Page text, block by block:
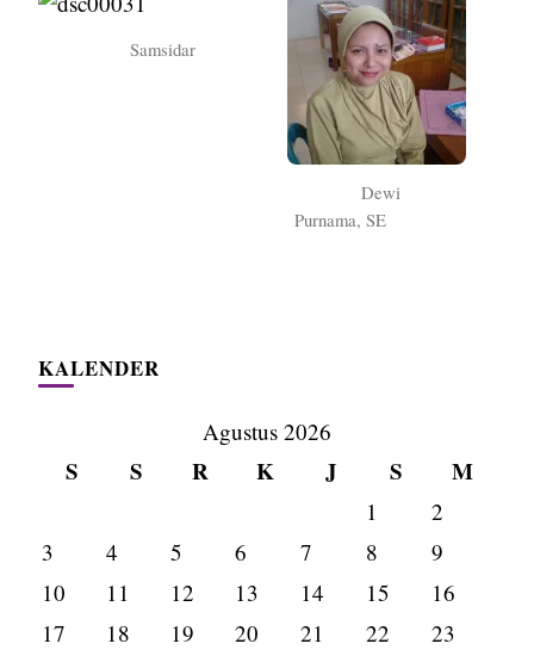
Samsidar
Dewi
Purnama, SE
KALENDER
Agustus 2026
S S R K J S M
1
2
3
4 5 6 7 8
9
10
11 12 13 14 15
16
17
18 19 20 21 22
23